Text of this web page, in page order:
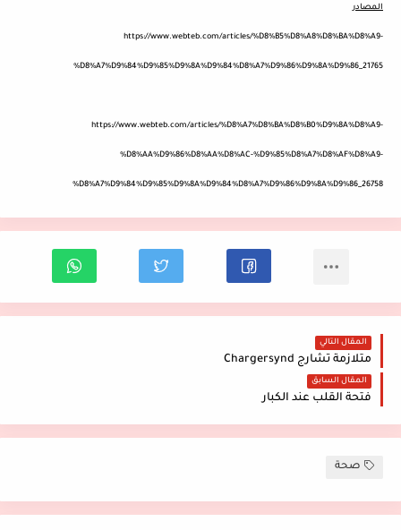
المصادر
https://www.webteb.com/articles/%D8%B5%D8%A8%D8%BA%D8%A9-
%D8%A7%D9%84%D9%85%D9%8A%D9%84%D8%A7%D9%86%D9%8A%D9%86_21765
https://www.webteb.com/articles/%D8%A7%D8%BA%D8%B0%D9%8A%D8%A9-
%D8%AA%D9%86%D8%AA%D8%AC-%D9%85%D8%A7%D8%AF%D8%A9-
%D8%A7%D9%84%D9%85%D9%8A%D9%84%D8%A7%D9%86%D9%8A%D9%86_26758
المقال التالي
متلازمة تشارج Chargersynd
المقال السابق
فتحة القلب عند الكبار
صحة